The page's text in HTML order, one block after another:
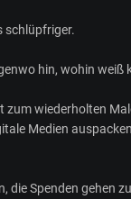
schlüpfriger.
hin, wohin weiß
zum wiederholten
Medien
die Spenden gehen zu